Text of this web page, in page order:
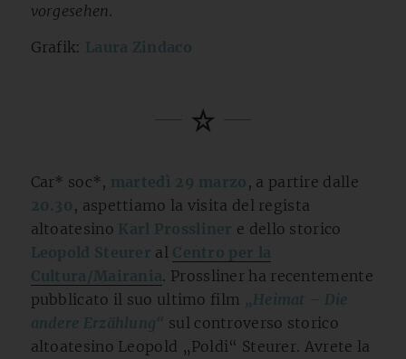
vorgesehen.
Grafik: Laura Zindaco
Car* soc*, martedì 29 marzo , a partire dalle
20.30 , aspettiamo la visita del regista
altoatesino Karl Prossliner e dello storico
Leopold Steurer al Centro per la
Cultura/Mairania. Prossliner ha recentemente
pubblicato il suo ultimo film „Heimat – Die
andere Erzählung“ sul controverso storico
altoatesino Leopold „Poldi“ Steurer. Avrete la